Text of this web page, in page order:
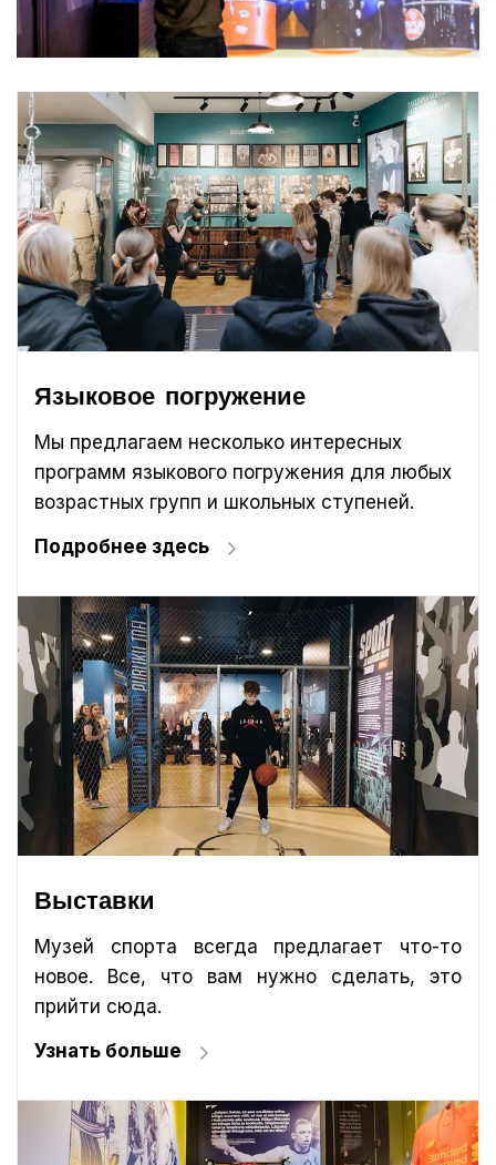
Языковое погружение
Мы предлагаем несколько интересных
программ языкового погружения для любых
возрастных групп и школьных ступеней.
Подробнее здесь
Выставки
Музей спорта всегда предлагает что-то
новое. Все, что вам нужно сделать, это
прийти сюда.
Узнать больше